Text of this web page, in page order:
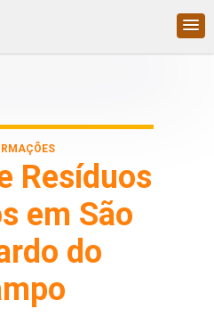
Resíduos
em São
do